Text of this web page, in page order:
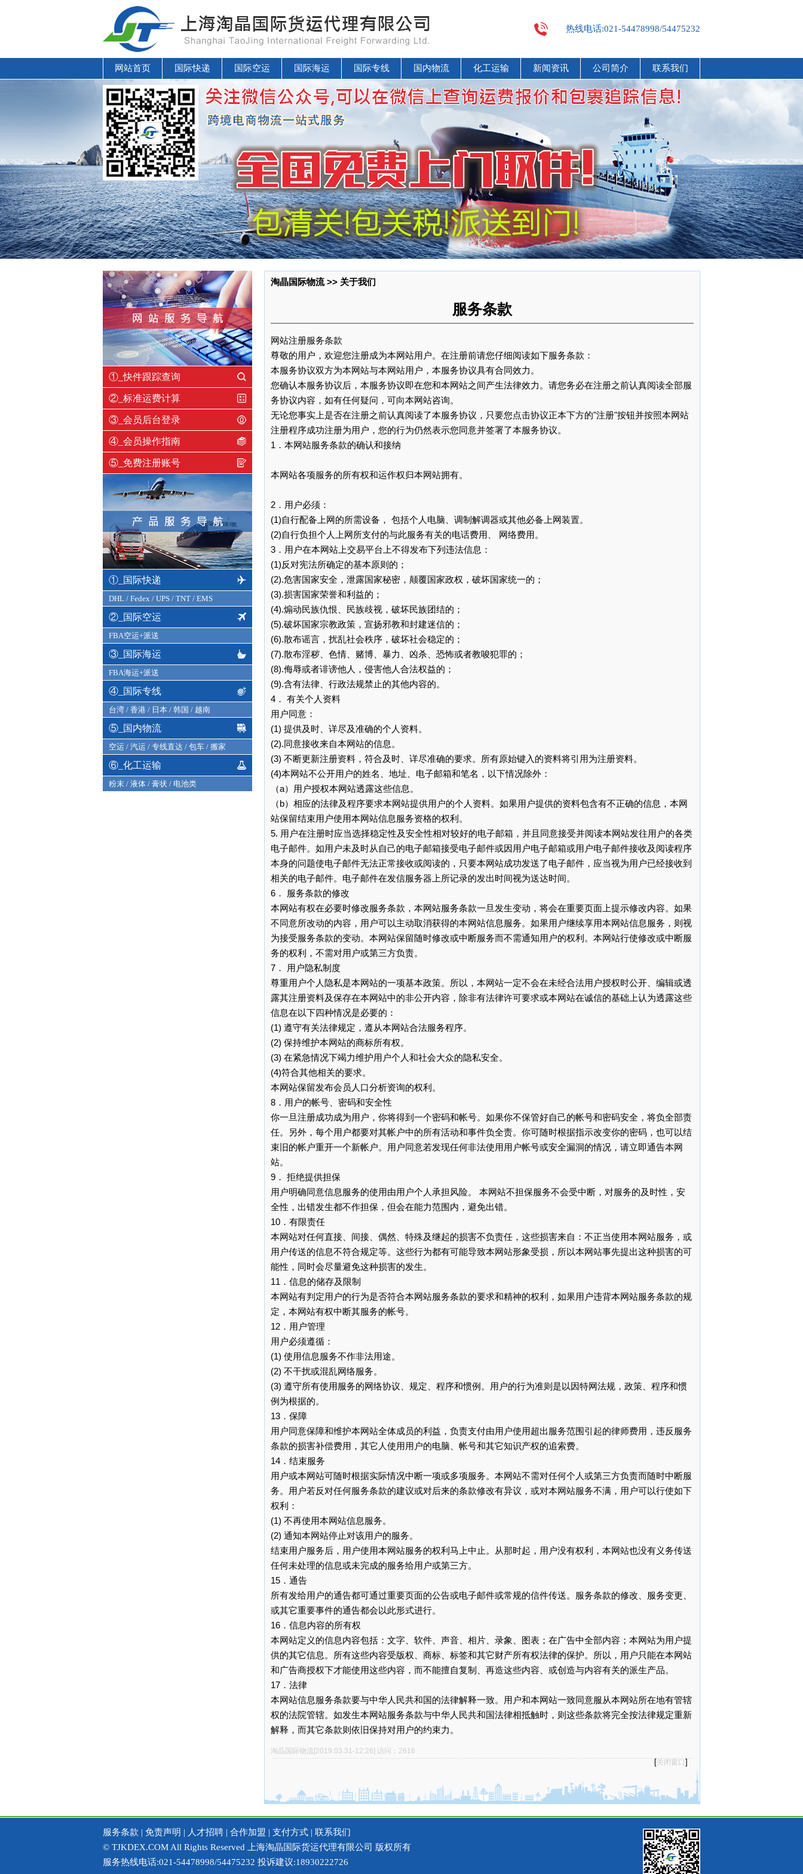
热线电话:021-54478998/54475232
网站首页 国际快递 国际空运 国际海运 国际专线 国内物流 化工运输 新闻资讯 公司简介 联系我们
①_快件跟踪查询
②_标准运费计算
③_会员后台登录
④_会员操作指南
⑤_免费注册账号
①_国际快递
DHL / Fedex / UPS / TNT / EMS
②_国际空运
FBA空运+派送
③_国际海运
FBA海运+派送
④_国际专线
台湾 / 香港 / 日本 / 韩国 / 越南
⑤_国内物流
空运 / 汽运 / 专线直达 / 包车 / 搬家
⑥_化工运输
粉末 / 液体 / 膏状 / 电池类
淘晶国际物流 >> 关于我们
服务条款
网站注册服务条款
尊敬的用户，欢迎您注册成为本网站用户。在注册前请您仔细阅读如下服务条款：
本服务协议双方为本网站与本网站用户，本服务协议具有合同效力。
您确认本服务协议后，本服务协议即在您和本网站之间产生法律效力。请您务必在注册之前认真阅读全部服
务协议内容，如有任何疑问，可向本网站咨询。
无论您事实上是否在注册之前认真阅读了本服务协议，只要您点击协议正本下方的"注册"按钮并按照本网站
注册程序成功注册为用户，您的行为仍然表示您同意并签署了本服务协议。
1．本网站服务条款的确认和接纳
本网站各项服务的所有权和运作权归本网站拥有。
2．用户必须：
(1)自行配备上网的所需设备， 包括个人电脑、调制解调器或其他必备上网装置。
(2)自行负担个人上网所支付的与此服务有关的电话费用、 网络费用。
3．用户在本网站上交易平台上不得发布下列违法信息：
(1)反对宪法所确定的基本原则的；
(2).危害国家安全，泄露国家秘密，颠覆国家政权，破坏国家统一的；
(3).损害国家荣誉和利益的；
(4).煽动民族仇恨、民族歧视，破坏民族团结的；
(5).破坏国家宗教政策，宣扬邪教和封建迷信的；
(6).散布谣言，扰乱社会秩序，破坏社会稳定的；
(7).散布淫秽、色情、赌博、暴力、凶杀、恐怖或者教唆犯罪的；
(8).侮辱或者诽谤他人，侵害他人合法权益的；
(9).含有法律、行政法规禁止的其他内容的。
4． 有关个人资料
用户同意：
(1) 提供及时、详尽及准确的个人资料。
(2).同意接收来自本网站的信息。
(3) 不断更新注册资料，符合及时、详尽准确的要求。所有原始键入的资料将引用为注册资料。
(4)本网站不公开用户的姓名、地址、电子邮箱和笔名，以下情况除外：
（a）用户授权本网站透露这些信息。
（b）相应的法律及程序要求本网站提供用户的个人资料。如果用户提供的资料包含有不正确的信息，本网
站保留结束用户使用本网站信息服务资格的权利。
5. 用户在注册时应当选择稳定性及安全性相对较好的电子邮箱，并且同意接受并阅读本网站发往用户的各类
电子邮件。如用户未及时从自己的电子邮箱接受电子邮件或因用户电子邮箱或用户电子邮件接收及阅读程序
本身的问题使电子邮件无法正常接收或阅读的，只要本网站成功发送了电子邮件，应当视为用户已经接收到
相关的电子邮件。电子邮件在发信服务器上所记录的发出时间视为送达时间。
6． 服务条款的修改
本网站有权在必要时修改服务条款，本网站服务条款一旦发生变动，将会在重要页面上提示修改内容。如果
不同意所改动的内容，用户可以主动取消获得的本网站信息服务。如果用户继续享用本网站信息服务，则视
为接受服务条款的变动。本网站保留随时修改或中断服务而不需通知用户的权利。本网站行使修改或中断服
务的权利，不需对用户或第三方负责。
7． 用户隐私制度
尊重用户个人隐私是本网站的一项基本政策。所以，本网站一定不会在未经合法用户授权时公开、编辑或透
露其注册资料及保存在本网站中的非公开内容，除非有法律许可要求或本网站在诚信的基础上认为透露这些
信息在以下四种情况是必要的：
(1) 遵守有关法律规定，遵从本网站合法服务程序。
(2) 保持维护本网站的商标所有权。
(3) 在紧急情况下竭力维护用户个人和社会大众的隐私安全。
(4)符合其他相关的要求。
本网站保留发布会员人口分析资询的权利。
8．用户的帐号、密码和安全性
你一旦注册成功成为用户，你将得到一个密码和帐号。如果你不保管好自己的帐号和密码安全，将负全部责
任。另外，每个用户都要对其帐户中的所有活动和事件负全责。你可随时根据指示改变你的密码，也可以结
束旧的帐户重开一个新帐户。用户同意若发现任何非法使用用户帐号或安全漏洞的情况，请立即通告本网
站。
9． 拒绝提供担保
用户明确同意信息服务的使用由用户个人承担风险。 本网站不担保服务不会受中断，对服务的及时性，安
全性，出错发生都不作担保，但会在能力范围内，避免出错。
10．有限责任
本网站对任何直接、间接、偶然、特殊及继起的损害不负责任，这些损害来自：不正当使用本网站服务，或
用户传送的信息不符合规定等。这些行为都有可能导致本网站形象受损，所以本网站事先提出这种损害的可
能性，同时会尽量避免这种损害的发生。
11．信息的储存及限制
本网站有判定用户的行为是否符合本网站服务条款的要求和精神的权利，如果用户违背本网站服务条款的规
定，本网站有权中断其服务的帐号。
12．用户管理
用户必须遵循：
(1) 使用信息服务不作非法用途。
(2) 不干扰或混乱网络服务。
(3) 遵守所有使用服务的网络协议、规定、程序和惯例。用户的行为准则是以因特网法规，政策、程序和惯
例为根据的。
13．保障
用户同意保障和维护本网站全体成员的利益，负责支付由用户使用超出服务范围引起的律师费用，违反服务
条款的损害补偿费用，其它人使用用户的电脑、帐号和其它知识产权的追索费。
14．结束服务
用户或本网站可随时根据实际情况中断一项或多项服务。本网站不需对任何个人或第三方负责而随时中断服
务。用户若反对任何服务条款的建议或对后来的条款修改有异议，或对本网站服务不满，用户可以行使如下
权利：
(1) 不再使用本网站信息服务。
(2) 通知本网站停止对该用户的服务。
结束用户服务后，用户使用本网站服务的权利马上中止。从那时起，用户没有权利，本网站也没有义务传送
任何未处理的信息或未完成的服务给用户或第三方。
15．通告
所有发给用户的通告都可通过重要页面的公告或电子邮件或常规的信件传送。服务条款的修改、服务变更、
或其它重要事件的通告都会以此形式进行。
16．信息内容的所有权
本网站定义的信息内容包括：文字、软件、声音、相片、录象、图表；在广告中全部内容；本网站为用户提
供的其它信息。所有这些内容受版权、商标、标签和其它财产所有权法律的保护。所以，用户只能在本网站
和广告商授权下才能使用这些内容，而不能擅自复制、再造这些内容、或创造与内容有关的派生产品。
17．法律
本网站信息服务条款要与中华人民共和国的法律解释一致。用户和本网站一致同意服从本网站所在地有管辖
权的法院管辖。如发生本网站服务条款与中华人民共和国法律相抵触时，则这些条款将完全按法律规定重新
解释，而其它条款则依旧保持对用户的约束力。
淘晶国际物流[2019.03.31-12:26] 访问：2616
[关闭窗口 ]
服务条款 | 免责声明 | 人才招聘 | 合作加盟 | 支付方式 | 联系我们
© TJKDEX.COM All Rights Reserved 上海淘晶国际货运代理有限公司 版权所有
服务热线电话:021-54478998/54475232 投诉建议:18930222726